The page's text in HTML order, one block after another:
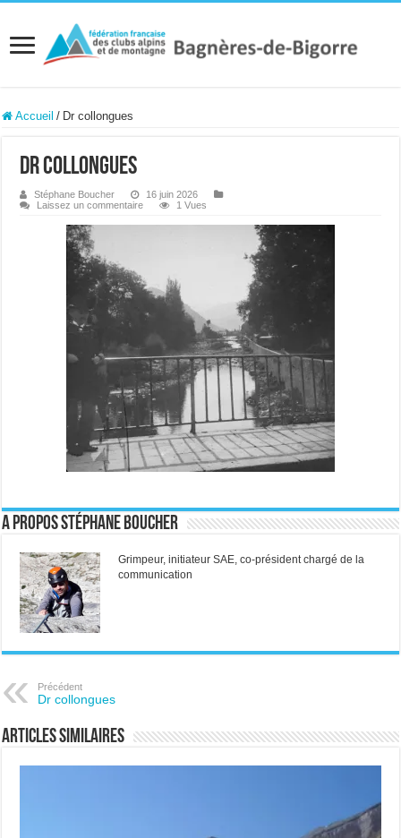
Accueil / Dr collongues
Dr collongues
Stéphane Boucher
16 juin 2026
Laissez un commentaire
1 Vues
A propos Stéphane Boucher
Grimpeur, initiateur SAE, co-président chargé de la
communication
Précédent
Dr collongues
Articles similaires